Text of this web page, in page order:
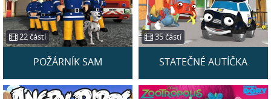
22 částí
POŽÁRNÍK SAM
35 částí
STATEČNÉ AUTÍČKA